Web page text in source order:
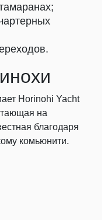
Horinohi Yacht
на
благодаря
комьюнити.